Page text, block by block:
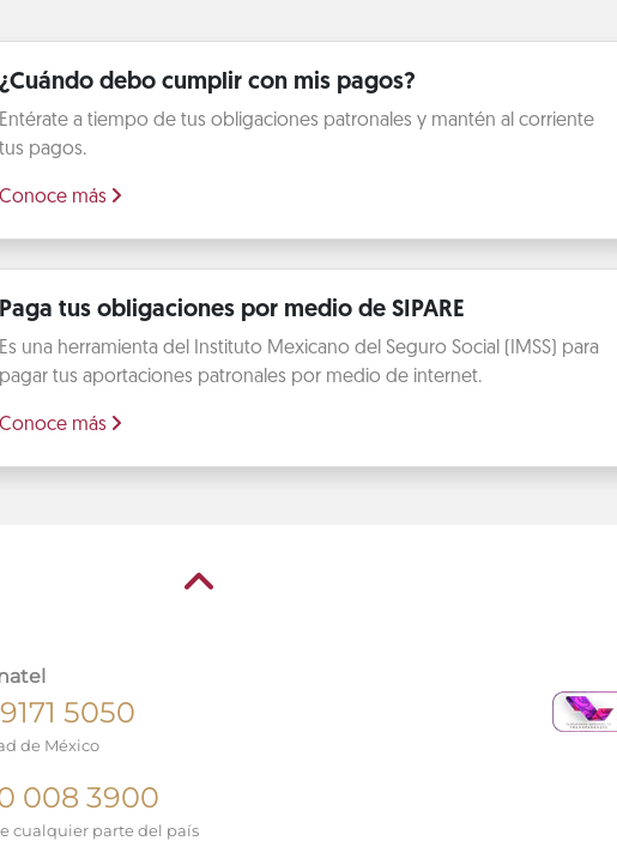
¿Cuándo debo cumplir con mis pagos?
Entérate a tiempo de tus obligaciones patronales y mantén al corriente
tus pagos.
Conoce más
Paga tus obligaciones por medio de SIPARE
Es una herramienta del Instituto Mexicano del Seguro Social (IMSS) para
pagar tus aportaciones patronales por medio de internet.
Conoce más
5050
de México
008 3900
cualquier parte del país